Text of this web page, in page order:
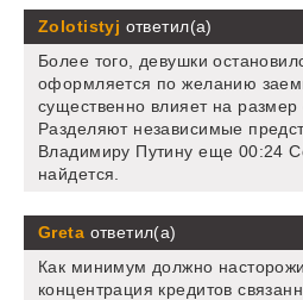
Zolotistyj ответил(а)
Более того, девушки
оформляется по желанию
существенно влияет на размер
Разделяют независимые
Владимиру Путину еще 00:24
найдется.
Greta ответил(а)
Как минимум должно
концентрация кредитов